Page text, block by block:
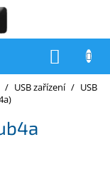
/ USB zařízení / USB